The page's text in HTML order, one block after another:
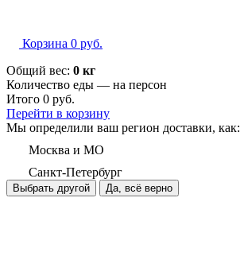
Корзина 0 руб.
Общий вес: 0 кг
Количество еды — на персон
Итого 0 руб.
Перейти в корзину
Мы определили ваш регион доставки, как:
Москва и МО
Санкт-Петербург
Выбрать другой Да, всё верно